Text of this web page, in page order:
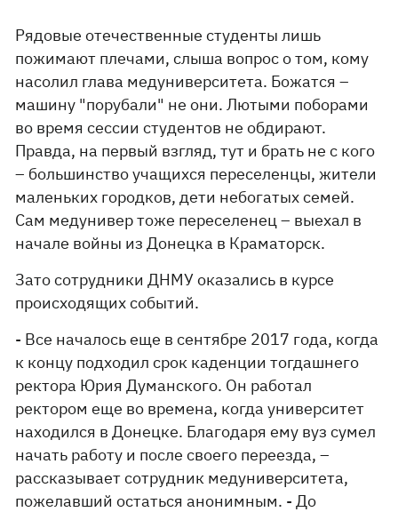
Рядовые отечественные студенты лишь
пожимают плечами, слыша вопрос о том, кому
насолил глава медуниверситета. Божатся –
машину "порубали" не они. Лютыми поборами
во время сессии студентов не обдирают.
Правда, на первый взгляд, тут и брать не с кого
– большинство учащихся переселенцы, жители
маленьких городков, дети небогатых семей.
Сам медунивер тоже переселенец – выехал в
начале войны из Донецка в Краматорск.
Зато сотрудники ДНМУ оказались в курсе
происходящих событий.
- Все началось еще в сентябре 2017 года, когда
к концу подходил срок каденции тогдашнего
ректора Юрия Думанского. Он работал
ректором еще во времена, когда университет
находился в Донецке. Благодаря ему вуз сумел
начать работу и после своего переезда, –
рассказывает сотрудник медуниверситета,
пожелавший остаться анонимным. - До